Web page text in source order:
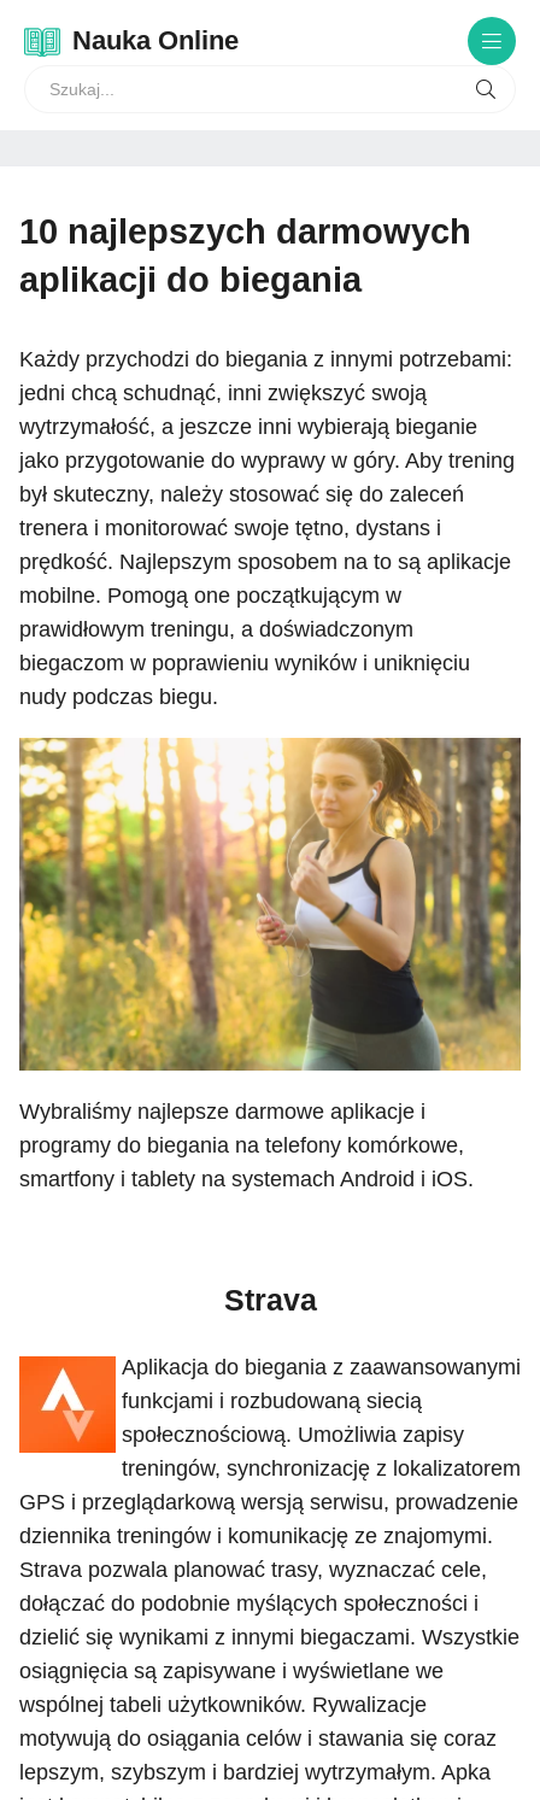
Nauka Online
10 najlepszych darmowych
aplikacji do biegania
Każdy przychodzi do biegania z innymi potrzebami:
jedni chcą schudnąć, inni zwiększyć swoją
wytrzymałość, a jeszcze inni wybierają bieganie
jako przygotowanie do wyprawy w góry. Aby trening
był skuteczny, należy stosować się do zaleceń
trenera i monitorować swoje tętno, dystans i
prędkość. Najlepszym sposobem na to są aplikacje
mobilne. Pomogą one początkującym w
prawidłowym treningu, a doświadczonym
biegaczom w poprawieniu wyników i uniknięciu
nudy podczas biegu.
Wybraliśmy najlepsze darmowe aplikacje i
programy do biegania na telefony komórkowe,
smartfony i tablety na systemach Android i iOS.
Strava
Aplikacja do biegania z zaawansowanymi
funkcjami i rozbudowaną siecią
społecznościową. Umożliwia zapisy
treningów, synchronizację z lokalizatorem
GPS i przeglądarkową wersją serwisu, prowadzenie
dziennika treningów i komunikację ze znajomymi.
Strava pozwala planować trasy, wyznaczać cele,
dołączać do podobnie myślących społeczności i
dzielić się wynikami z innymi biegaczami. Wszystkie
osiągnięcia są zapisywane i wyświetlane we
wspólnej tabeli użytkowników. Rywalizacje
motywują do osiągania celów i stawania się coraz
lepszym, szybszym i bardziej wytrzymałym. Apka